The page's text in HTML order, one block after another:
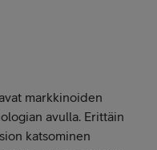
markkinoiden
avulla. Erittäin
katsominen